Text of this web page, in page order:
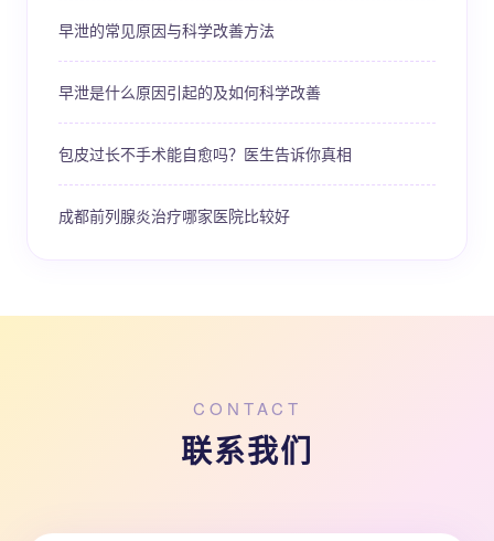
早泄的常见原因与科学改善方法
早泄是什么原因引起的及如何科学改善
包皮过长不手术能自愈吗？医生告诉你真相
成都前列腺炎治疗哪家医院比较好
CONTACT
联系我们